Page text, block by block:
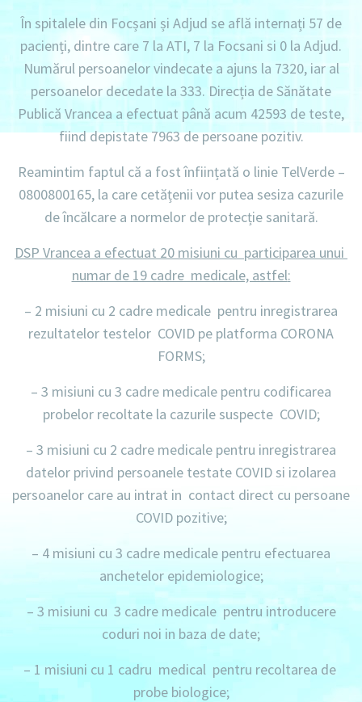
În spitalele din Focșani și Adjud se află internați 57 de
pacienți, dintre care 7 la ATI, 7 la Focsani si 0 la Adjud.
Numărul persoanelor vindecate a ajuns la 7320, iar al
persoanelor decedate la 333. Direcția de Sănătate
Publică Vrancea a efectuat până acum 42593 de teste,
fiind depistate7963 de persoane pozitiv.
Reamintim faptul că a fost înființată o linie TelVerde –
0800800165, la care cetățenii vor putea sesiza cazurile
de încălcare a normelor de protecție sanitară.
DSP Vrancea a efectuat 20 misiuni cu participarea unui
numar de 19 cadre medicale, astfel:
– 2 misiuni cu 2 cadre medicale pentru inregistrarea
rezultatelor testelor COVID pe platforma CORONA
FORMS;
– 3 misiuni cu 3 cadre medicale pentru codificarea
probelor recoltate la cazurile suspecte COVID;
– 3 misiuni cu 2 cadre medicale pentru inregistrarea
datelor privind persoanele testate COVID si izolarea
persoanelor care au intrat in contact direct cu persoane
COVID pozitive;
– 4 misiuni cu 3 cadre medicale pentru efectuarea
anchetelor epidemiologice;
– 3 misiuni cu 3 cadremedicale pentru introducere
coduri noi in baza de date;
– 1 misiuni cu 1 cadru medical pentru recoltarea de
probe biologice;